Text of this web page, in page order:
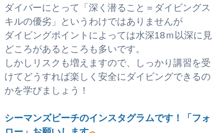
ダイバーにとって「深く潜ること＝ダイビングス
キルの優劣」というわけではありませんが
ダイビングポイントによっては水深18ｍ以深に見
どころがあるところも多いです。
しかしリスクも増えますので、しっかり講習を受
けてどうすれば楽しく安全にダイビングできるの
かを学びましょう！
シーマンズビーチのインスタグラムです！「フォ